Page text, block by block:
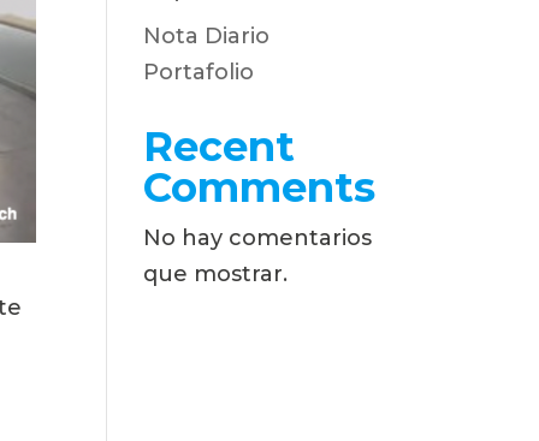
Nota Diario
Portafolio
Recent
Comments
No hay comentarios
que mostrar.